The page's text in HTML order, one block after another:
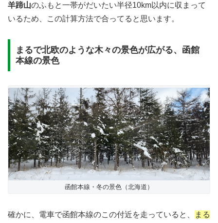
羊蹄山のふもと一帯がだいたい半径10km以内に収まって
いるため、この計算方法で合ってると思います。
まるで北欧のような木々の景色が広がる、函館
本線の景色
函館本線・冬の景色（北海道）
確かに、電車で函館本線のこの付近を走っていると、
まる